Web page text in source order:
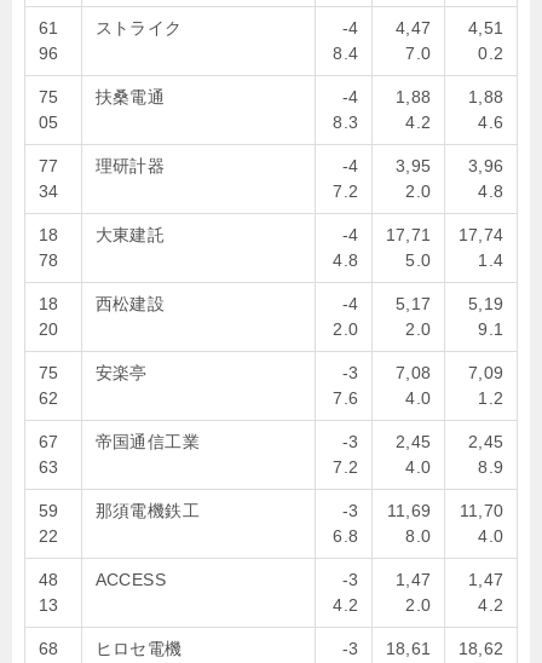
61
96
ストライク
-4
8.4
4,47
7.0
4,51
0.2
75
05
扶桑電通
-4
8.3
1,88
4.2
1,88
4.6
77
34
理研計器
-4
7.2
3,95
2.0
3,96
4.8
18
78
大東建託
-4
4.8
17,71
5.0
17,74
1.4
18
20
西松建設
-4
2.0
5,17
2.0
5,19
9.1
75
62
安楽亭
-3
7.6
7,08
4.0
7,09
1.2
67
63
帝国通信工業
-3
7.2
2,45
4.0
2,45
8.9
59
22
那須電機鉄工
-3
6.8
11,69
8.0
11,70
4.0
48
13
ACCESS
-3
4.2
1,47
2.0
1,47
4.2
68
ヒロセ電機
-3
18,61
18,62